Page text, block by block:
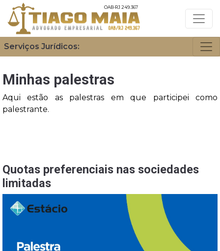
OAB-RJ 249.367
Serviços Jurídicos:
Minhas palestras
Aqui estão as palestras em que participei como
palestrante.
Quotas preferenciais nas sociedades
limitadas